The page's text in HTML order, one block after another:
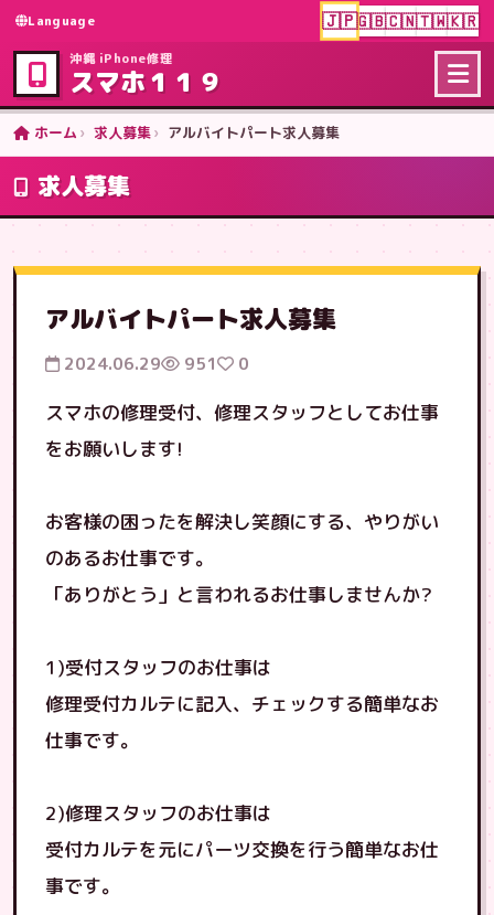
Language 🇯🇵🇬🇧🇨🇳🇹🇼🇰🇷
沖縄 iPhone修理
スマホ１１９
ホーム 求人募集 アルバイトパート求人募集
求人募集
アルバイトパート求人募集
2024.06.29 951 0
スマホの修理受付、修理スタッフとしてお仕事
をお願いします!
お客様の困ったを解決し笑顔にする、やりがい
のあるお仕事です。
「ありがとう」と言われるお仕事しませんか?
1)受付スタッフのお仕事は
修理受付カルテに記入、チェックする簡単なお
仕事です。
2)修理スタッフのお仕事は
受付カルテを元にパーツ交換を行う簡単なお仕
事です。